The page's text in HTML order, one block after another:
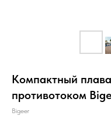
Компактный
противотоком
Bigeer